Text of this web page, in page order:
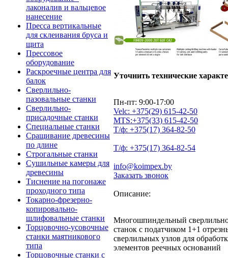
лаконалив и вальцевое
нанесение
Пресса вертикальные
для склеивания бруса и
щита
Прессовое
оборудование
Раскроечные центра для
балок
Сверлильно-
пазовальные станки
Сверлильно-
присадочные станки
Специальные станки
Сращивание древесины
по длине
Строгальные станки
Сушильные камеры для
древесины
Тиснение на погонаже
проходного типа
Токарно-фрезерно-
копировально-
шлифовальные станки
Торцовочно-усовочные
станки маятникового
типа
Торцовочные станки с
Уточнить технические
Пн-пт: 9:00-17:00
Velc: +375(29) 615-42-50
MTS:+375(33) 615-42-50
Т/ф: +375(17) 364-82-50
Т/ф: +375(17) 364-82-54
info@koimpex.by
Заказать звонок
Описание:
Многошпиндельный
станок с податчиком 1+1
сверлильных узлов для
элементов реечных оснований